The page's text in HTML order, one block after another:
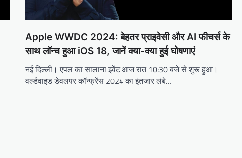
Apple WWDC 2024: बेहतर प्राइवेसी और AI फीचर्स के
साथ लॉन्च हुआ iOS 18, जानें क्या-क्या हुई घोषणाएं
नई दिल्ली। एपल का सालाना इवेंट आज रात 10:30 बजे से शुरू हुआ।
वर्ल्डवाइड डेवलपर कॉन्फ्रेंस 2024 का इंतजार लंबे…